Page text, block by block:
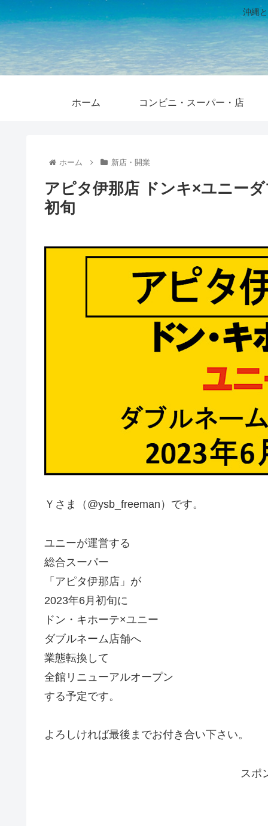
沖縄
ホーム コンビニ・スーパー・店
ホーム 新店・開業
アピタ伊那店 ドンキ×ユニー
初旬
Ｙさま（@ysb_freeman）です。
ユニーが運営する
総合スーパー
「アピタ伊那店」が
2023年6月初旬に
ドン・キホーテ×ユニー
ダブルネーム店舗へ
業態転換して
全館リニューアルオープン
する予定です。
よろしければ最後までお付き合い下さい。
スポ